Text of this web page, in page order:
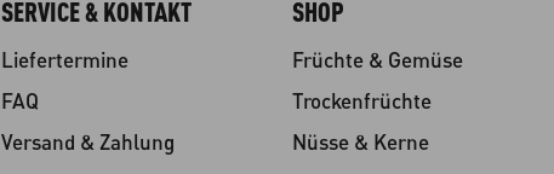
SERVICE & KONTAKT
Liefertermine
FAQ
Versand & Zahlung
SHOP
Früchte & Gemüse
Trockenfrüchte
Nüsse & Kerne